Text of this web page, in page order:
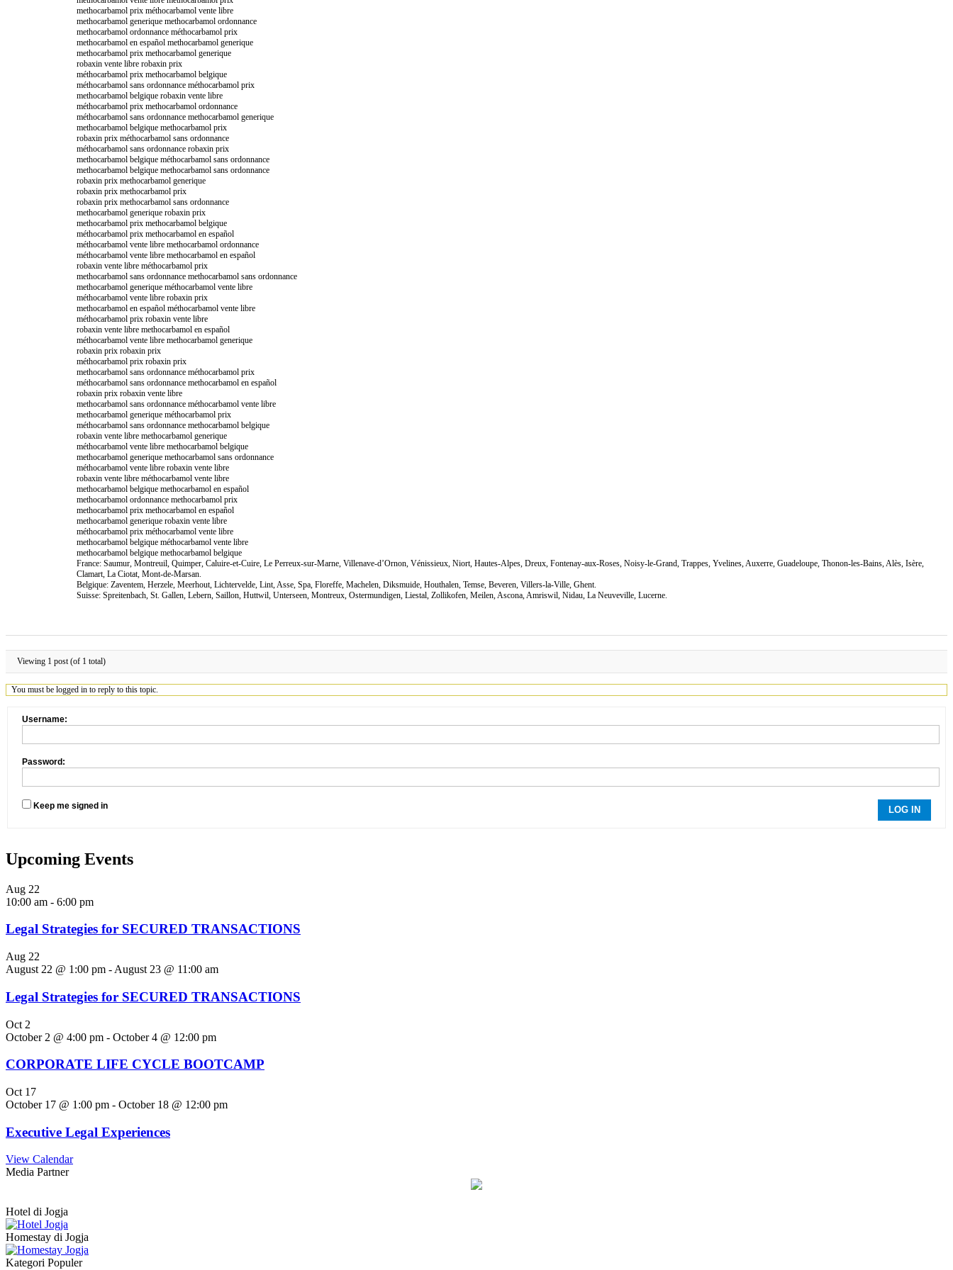
methocarbamol prix méthocarbamol vente libre
methocarbamol generique methocarbamol ordonnance
methocarbamol ordonnance méthocarbamol prix
methocarbamol en español methocarbamol generique
methocarbamol prix methocarbamol generique
robaxin vente libre robaxin prix
méthocarbamol prix methocarbamol belgique
méthocarbamol sans ordonnance méthocarbamol prix
methocarbamol belgique robaxin vente libre
méthocarbamol prix methocarbamol ordonnance
méthocarbamol sans ordonnance methocarbamol generique
methocarbamol belgique methocarbamol prix
robaxin prix méthocarbamol sans ordonnance
méthocarbamol sans ordonnance robaxin prix
methocarbamol belgique méthocarbamol sans ordonnance
methocarbamol belgique methocarbamol sans ordonnance
robaxin prix methocarbamol generique
robaxin prix methocarbamol prix
robaxin prix methocarbamol sans ordonnance
methocarbamol generique robaxin prix
methocarbamol prix methocarbamol belgique
méthocarbamol prix methocarbamol en español
méthocarbamol vente libre methocarbamol ordonnance
méthocarbamol vente libre methocarbamol en español
robaxin vente libre méthocarbamol prix
methocarbamol sans ordonnance methocarbamol sans ordonnance
methocarbamol generique méthocarbamol vente libre
méthocarbamol vente libre robaxin prix
methocarbamol en español méthocarbamol vente libre
méthocarbamol prix robaxin vente libre
robaxin vente libre methocarbamol en español
méthocarbamol vente libre methocarbamol generique
robaxin prix robaxin prix
méthocarbamol prix robaxin prix
methocarbamol sans ordonnance méthocarbamol prix
méthocarbamol sans ordonnance methocarbamol en español
robaxin prix robaxin vente libre
methocarbamol sans ordonnance méthocarbamol vente libre
methocarbamol generique méthocarbamol prix
méthocarbamol sans ordonnance methocarbamol belgique
robaxin vente libre methocarbamol generique
méthocarbamol vente libre methocarbamol belgique
methocarbamol generique methocarbamol sans ordonnance
méthocarbamol vente libre robaxin vente libre
robaxin vente libre méthocarbamol vente libre
methocarbamol belgique methocarbamol en español
methocarbamol ordonnance methocarbamol prix
methocarbamol prix methocarbamol en español
methocarbamol generique robaxin vente libre
méthocarbamol prix méthocarbamol vente libre
methocarbamol belgique méthocarbamol vente libre
methocarbamol belgique methocarbamol belgique
France: Saumur, Montreuil, Quimper, Caluire-et-Cuire, Le Perreux-sur-Marne, Villenave-d’Ornon, Vénissieux, Niort, Hautes-Alpes, Dreux, Fontenay-aux-Roses, Noisy-le-Grand, Trappes, Yvelines, Auxerre, Guadeloupe, Thonon-les-Bains, Alès, Isère,
Clamart, La Ciotat, Mont-de-Marsan.
Belgique: Zaventem, Herzele, Meerhout, Lichtervelde, Lint, Asse, Spa, Floreffe, Machelen, Diksmuide, Houthalen, Temse, Beveren, Villers-la-Ville, Ghent.
Suisse: Spreitenbach, St. Gallen, Lebern, Saillon, Huttwil, Unterseen, Montreux, Ostermundigen, Liestal, Zollikofen, Meilen, Ascona, Amriswil, Nidau, La Neuveville, Lucerne.
Viewing 1 post (of 1 total)
You must be logged in to reply to this topic.
Username:
Password:
Keep me signed in LOG IN
Upcoming Events
Aug 22
10:00 am - 6:00 pm
Legal Strategies for SECURED TRANSACTIONS
Aug 22
August 22 @ 1:00 pm - August 23 @ 11:00 am
Legal Strategies for SECURED TRANSACTIONS
Oct 2
October 2 @ 4:00 pm - October 4 @ 12:00 pm
CORPORATE LIFE CYCLE BOOTCAMP
Oct 17
October 17 @ 1:00 pm - October 18 @ 12:00 pm
Executive Legal Experiences
View Calendar
Media Partner
Hotel di Jogja
Homestay di Jogja
Kategori Populer